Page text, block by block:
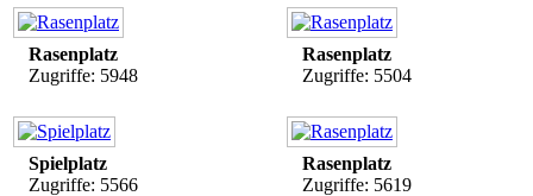
Rasenplatz
Zugriffe: 5948
Rasenplatz
Zugriffe: 5504
Spielplatz
Zugriffe: 5566
Rasenplatz
Zugriffe: 5619